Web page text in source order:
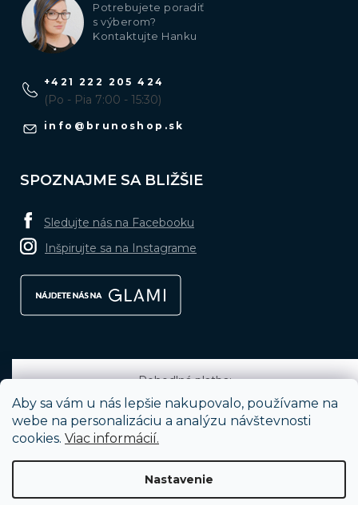
Aby sa vám u nás lepšie nakupovalo, používame na
webe na personalizáciu a analýzu návštevnosti
cookies. Viac informácií.
Nastavenie
Potrebujete poradiť
s výberom?
Kontaktujte Hanku
info @ brunoshop.sk
+421 222 205 424
(Po - Pia 7:00 - 15:30)
SPOZNAJME SA BLIŽŠIE
Sledujte nás na Facebooku
Inšpirujte sa na Instagrame
Pohodlná platba: